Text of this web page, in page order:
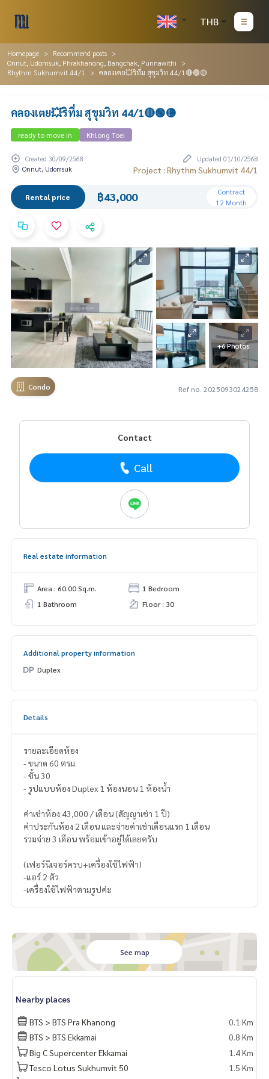
THB
Homepage
Recommend posts
Onnut, Udomsuk, Phrakhanong, Bangchak, Punnawithi
Rhythm Sukhumvit 44/1
คลองเตย💥ริทึ่ม สุขุมวิท 44/1🔴🟢🟡
คลองเตย💥ริทึ่ม สุขุมวิท 44/1🔴🟢🟡
ready to move in Khlong Toei
Created 30/09/2568
Updated 01/10/2568
Onnut, Udomsuk
Project : Rhythm Sukhumvit 44/1
Rental price ฿43,000
Contract
12 Month
+6 Photos
Condo Ref no. 2025093024258
Contact
Call
Real estate information
Area : 60.00 Sq.m.
1 Bedroom
1 Bathroom
Floor : 30
Additional property information
Duplex
Details
รายละเอียดห้อง
- ขนาด 60 ตรม.
- ชั้น 30
- รูปแบบห้อง Duplex 1 ห้องนอน 1 ห้องน้ำ
ค่าเช่าห้อง 43,000 / เดือน (สัญญาเช่า 1 ปี)
ค่าประกันห้อง 2 เดือน และจ่ายค่าเช่าเดือนแรก 1 เดือน
รวมจ่าย 3 เดือน พร้อมเข้าอยู่ได้เลยครับ
(เฟอร์นิเจอร์ครบ+เครื่องใช้ไฟฟ้า)
-แอร์ 2 ตัว
-เครื่องใช้ไฟฟ้าตามรูปค่ะ
See map
Nearby places
BTS > BTS Pra Khanong
0.1 Km
BTS > BTS Ekkamai
0.8 Km
Big C Supercenter Ekkamai
1.4 Km
Tesco Lotus Sukhumvit 50
1.5 Km